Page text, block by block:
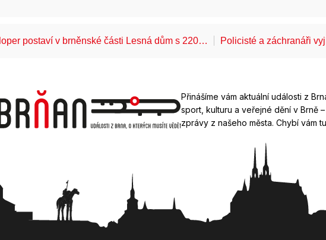
postaví v brněnské části Lesná dům s 220… Policisté a záchranáři
Přinášíme vám aktuální události z
sport, kulturu a veřejné dění v Brně
zprávy z našeho města. Chybí vám